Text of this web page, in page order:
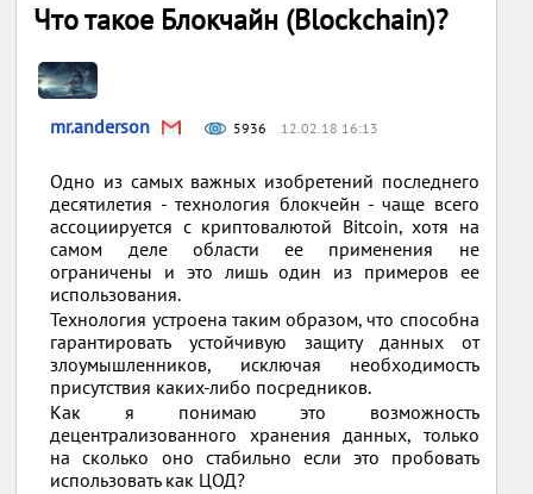
Что такое Блокчайн (Blockchain)?
mr.anderson 5936 12.02.18 16:13
Одно из самых важных изобретений последнего
десятилетия - технология блокчейн - чаще всего
ассоциируется с криптовалютой Bitcoin, хотя на
самом деле области ее применения не
ограничены и это лишь один из примеров ее
использования.
Технология устроена таким образом, что способна
гарантировать устойчивую защиту данных от
злоумышленников, исключая необходимость
присутствия каких-либо посредников.
Как я понимаю это возможность
децентрализованного хранения данных, только
на сколько оно стабильно если это пробовать
использовать как ЦОД?